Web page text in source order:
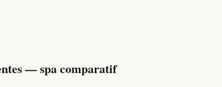
— spa comparatif